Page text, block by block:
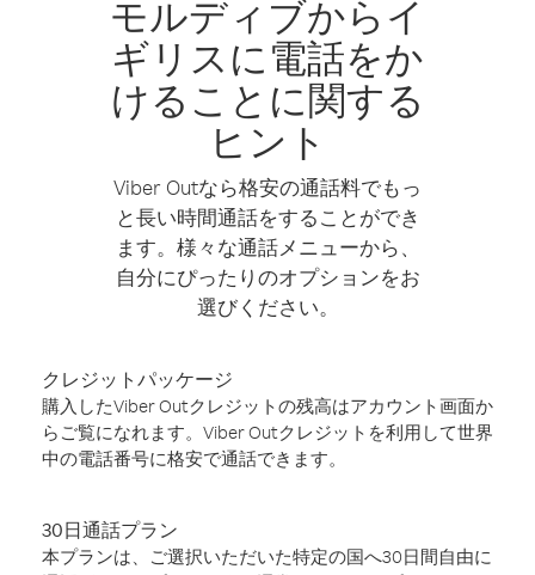
モルディブからイ
ギリスに電話をか
けることに関する
ヒント
Viber Outなら格安の通話料でもっ
と長い時間通話をすることができ
ます。様々な通話メニューから、
自分にぴったりのオプションをお
選びください。
クレジットパッケージ
購入したViber Outクレジットの残高はアカウント画面か
らご覧になれます。Viber Outクレジットを利用して世界
中の電話番号に格安で通話できます。
30日通話プラン
本プランは、ご選択いただいた特定の国へ30日間自由に